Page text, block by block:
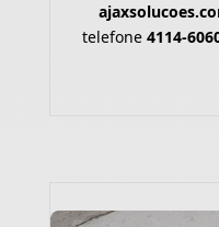
telefone 4114-